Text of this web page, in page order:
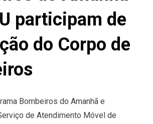
participam de
do Corpo de
Bombeiros do Amanhã e
de Atendimento Móvel de